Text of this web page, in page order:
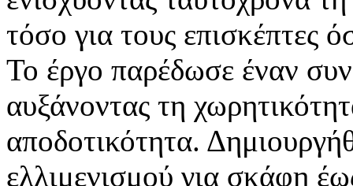
τόσο για τους επισκέπτες
Το έργο παρέδωσε έναν
αυξάνοντας τη
αποδοτικότητα.
ελλιμενισμού για σκάφη